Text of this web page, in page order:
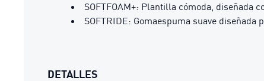
SOFTFOAM+: Plantilla cómoda, diseñada
SOFTRIDE: Gomaespuma suave
DETALLES